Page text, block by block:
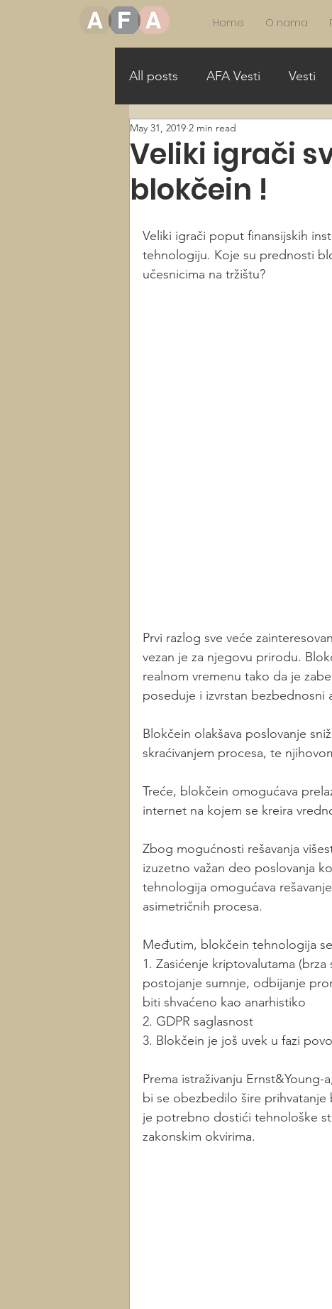
Home O nama
All posts AFA Vesti Vesti
More Girls in STEAM
Allance for Gender Equality
Veliki igrači
blokčein !
May 31, 2019 2 min read
Veliki igrači poput finansijskih
tehnologiju. Koje su prednosti
učesnicima na tržištu?
Prvi razlog sve veće
vezan je za njegovu prirodu.
realnom vremenu tako da je
poseduje i izvrstan bezbednosni
Blokčein olakšava poslovanje
skraćivanjem procesa, te
Treće, blokčein omogućava
internet na kojem se kreira
Zbog mogućnosti rešavanja
izuzetno važan deo poslovanja
tehnologija omogućava
asimetričnih procesa.
Međutim, blokčein tehnologija
1. Zasićenje kriptovalutama
postojanje sumnje, odbijanje
biti shvaćeno kao anarhistiko
2. GDPR saglasnost
3. Blokčein je još uvek u fazi
Prema istraživanju
bi se obezbedilo šire
je potrebno dostići tehnološke
zakonskim okvirima.